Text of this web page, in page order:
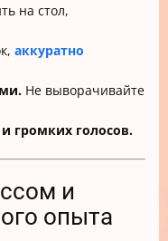
на стол,
аккуратно
Не выворачивайте
громких голосов.
и
опыта